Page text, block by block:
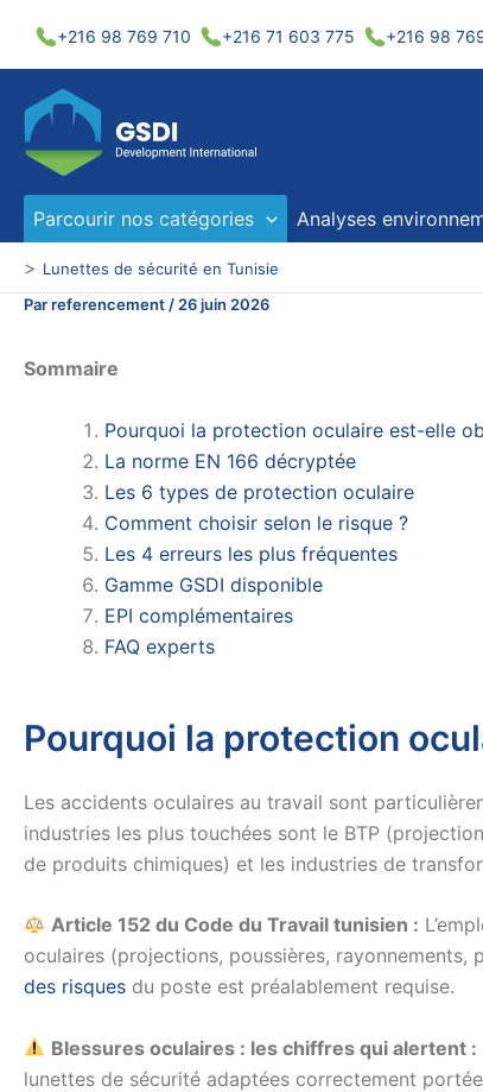
contenu
+216 98 769 710 +216 71 603 775 +216 98
Parcourir nos catégories Analyses
> Lunettes de sécurité en Tunisie
Parreferencement / 26 juin 2026
Sommaire
Pourquoi la protection oculaire est-elle
La norme EN 166 décryptée
Les 6 types de protection oculaire
Comment choisir selon le risque ?
Les 4 erreurs les plus fréquentes
Gamme GSDI disponible
EPI complémentaires
FAQ experts
Pourquoi la protection
Les accidents oculaires au travail sont
industries les plus touchées sont le BTP
de produits chimiques) et les industries de
Article 152 du Code du Travail tunisien :
oculaires (projections, poussières,
des risques du poste est préalablement requise.
Blessures oculaires : les chiffres qui alertent :
lunettes de sécurité adaptées correctement